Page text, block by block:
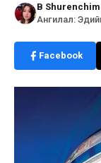
B
Ангилал:
Facebook